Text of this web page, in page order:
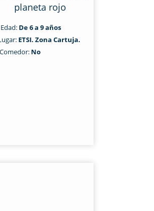
planeta rojo
Edad: De 6 a 9 años
ETSI. Zona Cartuja.
Comedor: No